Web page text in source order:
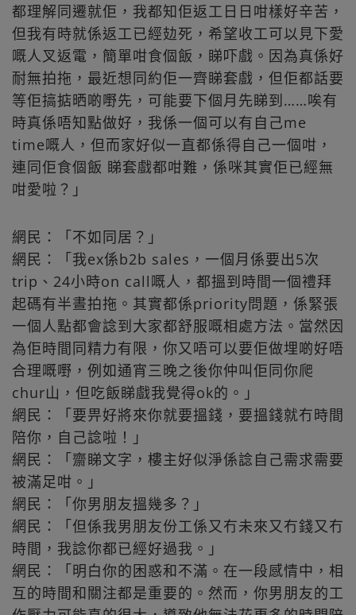
都理解同遷就佢，我都知佢返工日日咁樣好辛苦，
但我有時就係返工已經攰死，希望收工可以見下愛
嘅人叉返電，簡單咁食個飯，睇吓戲。因為真係好
耐無拍拖，最近想同約佢一齊睇套戲，但佢都話要
等佢搞掂晒啲嘢先，可能要下個月先睇到……唉有
時真係唔知點做好，我係一個可以有自己me
time嘅人，但而家好似一直都係得自己一個咁，
連同佢食個飯 睇套戲都咁難，係咪其實佢已經無
咁愛啦？」
網民：「不如同居？」
網民：「我ex係b2b sales，一個月係要出5次
trip、24小時on call嘅人，都搵到時間一個禮拜
起碼有半晝拍拖。其實都係priority問題，係緊張
一個人點都會諗到大家都舒服嘅相處方法。當然因
為佢時間同精力有限，你又唔可以要佢做埋啲好唔
合理嘅嘢，例如通宵三晚之後你仲叫佢同你爬
chur山，但吃飯睇戲我覺得ok的。」
網民：「要畀好將來你就要搵錢，要搵錢就冇時間
陪你，自己諗啦！」
網民：「齋睇文字，樓主好似淨係諗自己需求需要
被滿足咁。」
網民：「你男朋友搵幾多？」
網民：「但係我男朋友份工係又冇未來又冇錢又冇
時間，我諗你都已經好過我。」
網民：「明白你的困惑和不滿。在一段感情中，相
互的時間和關注都是重要的。然而，你男朋友的工